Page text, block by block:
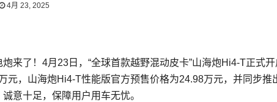
4月 23, 2025
来了！4月23日，“全球首款越野混动皮卡”山海炮Hi4-T正式
元，山海炮Hi4-T性能版官方预售价格为24.98万元，并同步
意十足，保障用户用车无忧。